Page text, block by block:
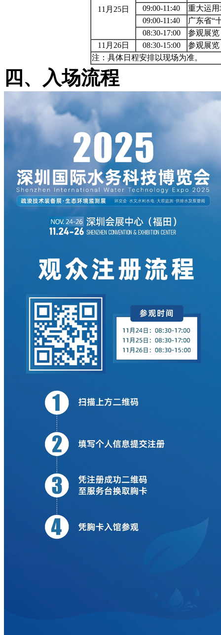
11月25日
09:00-11:40
重大运
09:00-11:40
广东省“
08:30-17:00
参观展览
11月26日
08:30-15:00
参观展览
注：具体日程安排以现场为准。
四、入场流程